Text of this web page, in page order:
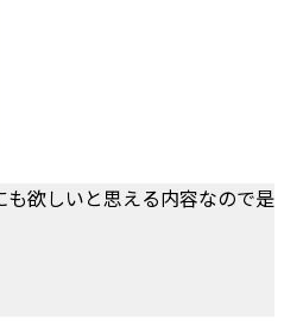
欲しいと思える内容なので是